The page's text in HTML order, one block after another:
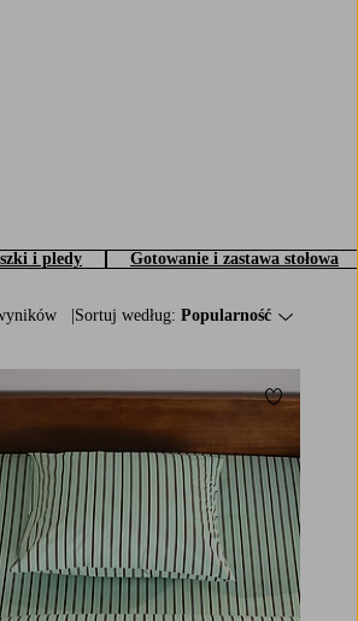
i pledy Gotowanie i zastawa stołowa
Sortuj według: Popularność
Dodaj do
200X220